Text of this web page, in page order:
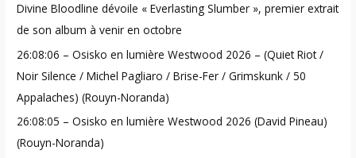
f
o
r
:
Divine Bloodline dévoile « Everlasting Slumber », premier extrait
de son album à venir en octobre
26:08:06 – Osisko en lumière Westwood 2026 – (Quiet Riot /
Noir Silence / Michel Pagliaro / Brise-Fer / Grimskunk / 50
Appalaches) (Rouyn-Noranda)
26:08:05 – Osisko en lumière Westwood 2026 (David Pineau)
(Rouyn-Noranda)